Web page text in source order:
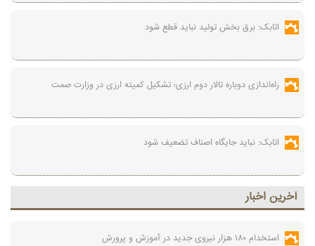
اتابک: برق بخش تولید نباید قطع شود
راه‌اندازی دوباره تالار دوم ارزی؛ تشکیل کمیته ارزی در وزارت صمت
اتابک: نباید جایگاه اصناف تضعیف شود
آخرين اخبار
استخدام ۱۸۰ هزار نیروی جدید در آموزش‌ و پرورش